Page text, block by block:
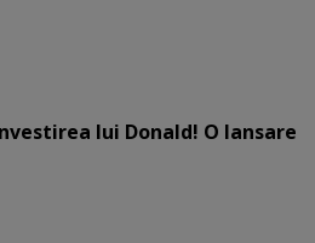
lui Donald! O lansare